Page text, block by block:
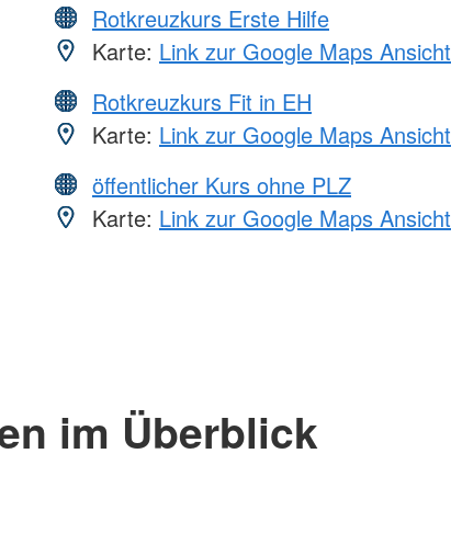
Rotkreuzkurs Erste Hilfe
Karte: Link zur Google Maps Ansicht
Rotkreuzkurs Fit in EH
Karte: Link zur Google Maps Ansicht
öffentlicher Kurs ohne PLZ
Karte: Link zur Google Maps Ansicht
im Überblick